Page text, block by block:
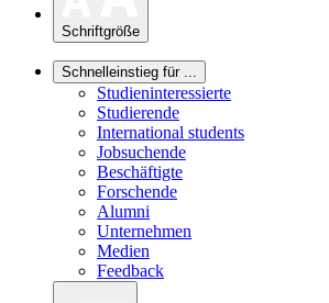
Schriftgröße
Schnelleinstieg für ...
Studieninteressierte
Studierende
International students
Jobsuchende
Beschäftigte
Forschende
Alumni
Unternehmen
Medien
Feedback